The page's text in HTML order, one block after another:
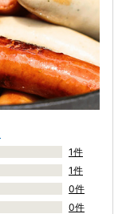
1件
1件
0件
0件